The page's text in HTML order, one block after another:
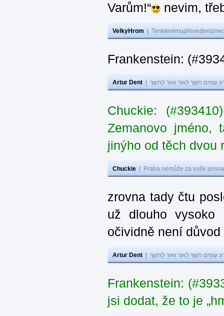
Varům!“
nevim,
VelkyHrom
Frankenstein:
Artur Dent שָׂמִים חֹשֶׁךְ לְאוֹר וְאוֹר לְחֹשֶׁךְ
Chuckie:
Zemanovo jméno,
jinýho od těch dvou
Chuckie Praha nemůže za vaše
zrovna tady čtu
už dlouho
očividně není
Artur Dent שָׂמִים חֹשֶׁךְ לְאוֹר וְאוֹר לְחֹשֶׁךְ
Frankenstein:
jsi dodat, že to je